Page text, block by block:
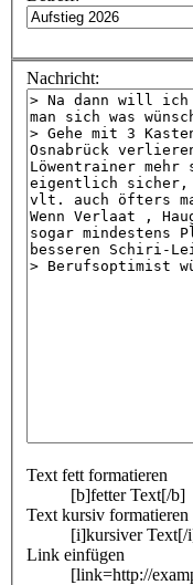
Nachricht:
Text fett formatieren
[b]fetter Text[/b]
Text kursiv formatieren
[i]kursiver Text[/
Link einfügen
[link=http://